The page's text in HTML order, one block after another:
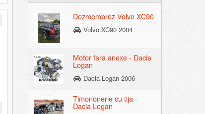
Dezmembrez Volvo XC90
Volvo XC90 2004
Motor fara anexe - Dacia
Logan
Dacia Logan 2006
Timononerie cu tija -
Dacia Logan